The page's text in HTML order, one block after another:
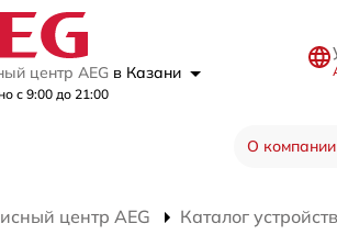
центр AEG в Казани
с 9:00 до 21:00
О компании
центр AEG Каталог устройств